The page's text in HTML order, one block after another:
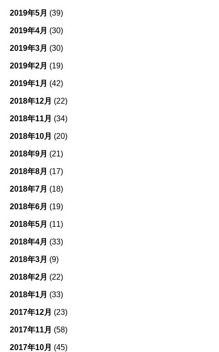
2019年5月 (39)
2019年4月 (30)
2019年3月 (30)
2019年2月 (19)
2019年1月 (42)
2018年12月 (22)
2018年11月 (34)
2018年10月 (20)
2018年9月 (21)
2018年8月 (17)
2018年7月 (18)
2018年6月 (19)
2018年5月 (11)
2018年4月 (33)
2018年3月 (9)
2018年2月 (22)
2018年1月 (33)
2017年12月 (23)
2017年11月 (58)
2017年10月 (45)